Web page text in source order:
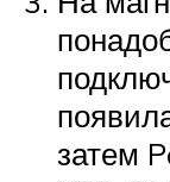
затем